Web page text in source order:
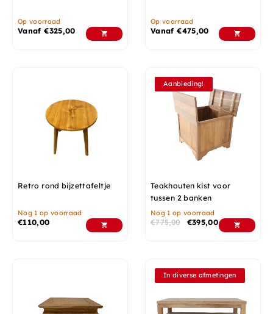
Op voorraad
Vanaf€325,00
Op voorraad
Vanaf€475,00
Retro rond bijzettafeltje
Nog 1 op voorraad
€110,00
Aanbieding!
Teakhouten kist voor
tussen 2 banken
Nog 1 op voorraad
€775,00 €395,00
In diverse afmetingen